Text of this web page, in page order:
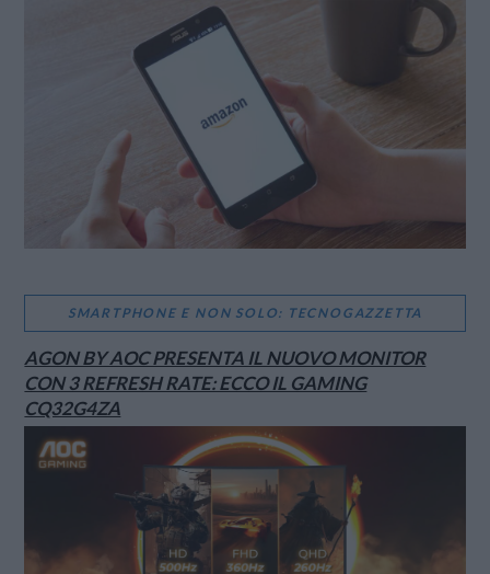
SMARTPHONE E NON SOLO: TECNOGAZZETTA
AGON BY AOC PRESENTA IL NUOVO MONITOR
CON 3 REFRESH RATE: ECCO IL GAMING
CQ32G4ZA